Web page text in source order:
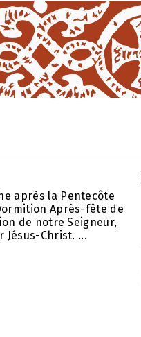
après la Pentecôte
Après-fête de
de notre Seigneur,
Jésus-Christ. ...